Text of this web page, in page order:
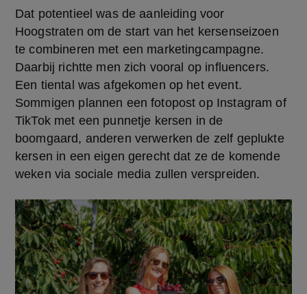
Dat potentieel was de aanleiding voor
Hoogstraten om de start van het kersenseizoen
te combineren met een marketingcampagne.
Daarbij richtte men zich vooral op influencers.
Een tiental was afgekomen op het event.
Sommigen plannen een fotopost op Instagram of
TikTok met een punnetje kersen in de
boomgaard, anderen verwerken de zelf geplukte
kersen in een eigen gerecht dat ze de komende
weken via sociale media zullen verspreiden.